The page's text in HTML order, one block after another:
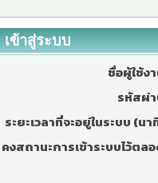
เข้าสู่ระบบ
ชื่อผู้ใช้ง
รหัสผ่
ระยะเวลาที่จะอยู่ในระบบ (นา
คงสถานะการเข้าระบบไว้ตล